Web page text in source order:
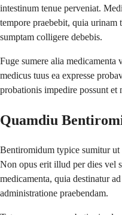
intestinum tenue perveniat.
tempore praebebit, quia urinam
sumptam colligere debebis.
Fuge sumere alia medicamenta
medicus tuus ea expresse
probationis impedire possunt et
Quamdiu
Bentiromidum typice sumitur ut
Non opus erit illud per dies vel
medicamenta, quia destinatur
administratione praebendam.